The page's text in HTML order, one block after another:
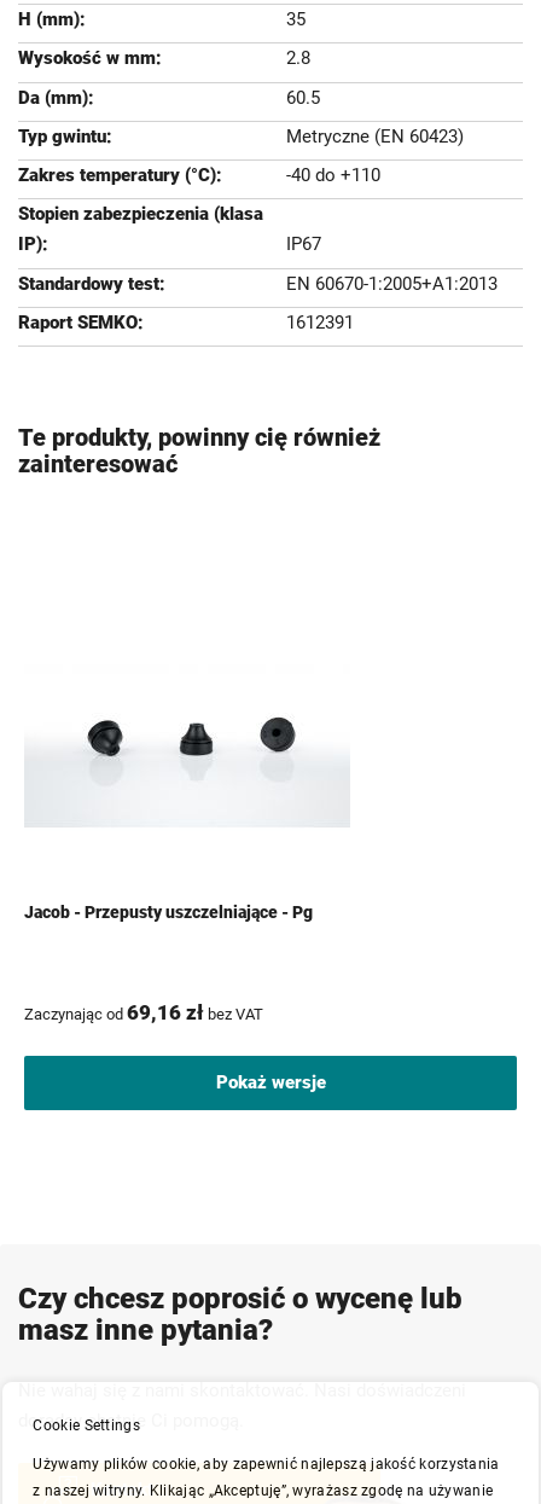
35
2.8
60.5
Metryczne (EN 60423)
-40 do +110
IP67
EN 60670-1:2005+A1:2013
1612391
Te produkty, powinny cię również
zainteresować
Jacob - Przepusty uszczelniające - Pg
Zaczynając od 69,16 zł bez VAT
Pokaż wersje
Czy chcesz poprosić o wycenę lub
masz inne pytania?
doradcy chętnie Ci pomogą.
Kontakt
Cookie Settings
Używamy plików cookie, aby zapewnić najlepszą jakość korzystania
z naszej witryny. Klikając „Akceptuję”, wyrażasz zgodę na używanie